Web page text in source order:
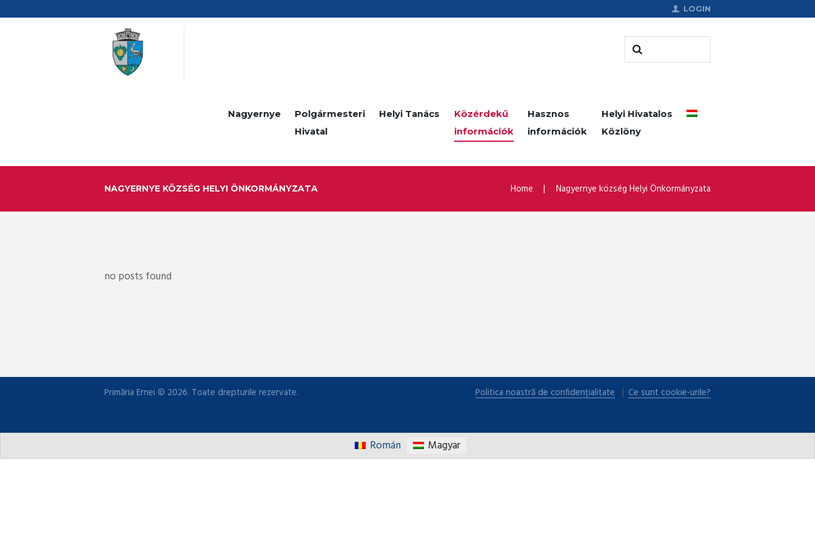
LOGIN
Nagyernye
Polgármesteri
Hivatal
Helyi Tanács
Közérdekű
információk
Hasznos
információk
Helyi Hivatalos
Közlöny
NAGYERNYE KÖZSÉG HELYI ÖNKORMÁNYZATA Home Nagyernye község Helyi Önkormányzata
no posts found
Politica noastră de confidențialitate Ce sunt cookie-urile?
Primăria Ernei © 2026. Toate drepturile rezervate.
Román Magyar